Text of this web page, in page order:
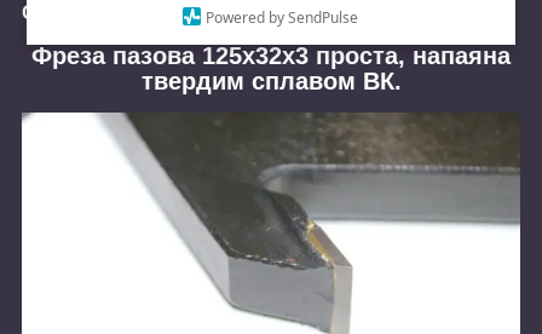
Powered by SendPulse
Опис
Фреза пазова 125x32x3 проста, напаяна
твердим сплавом ВК.